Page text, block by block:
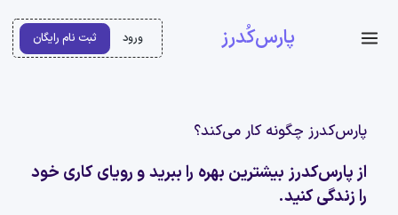
پارس‌کُدرز ورود ثبت نام رایگان
پارس‌کدرز چگونه کار می‌کند؟
از پارس‌کدرز بیشترین بهره را ببرید و رویای کاری خود
را زندگی کنید.